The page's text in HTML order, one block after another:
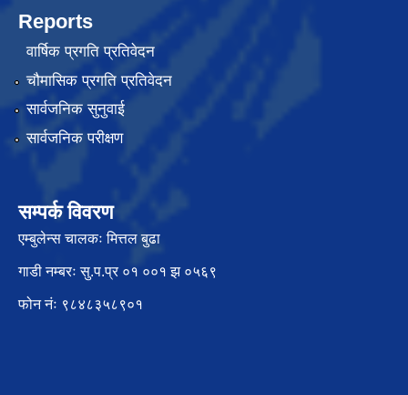
Reports
वार्षिक प्रगति प्रतिवेदन
चौमासिक प्रगति प्रतिवेदन
सार्वजनिक सुनुवाई
सार्वजनिक परीक्षण
सम्पर्क विवरण
एम्बुलेन्स चालकः मित्तल बुढा
गाडी नम्बरः सु.प.प्र ०१ ००१ झ ०५६९
फोन नंः ९८४८३५८९०१